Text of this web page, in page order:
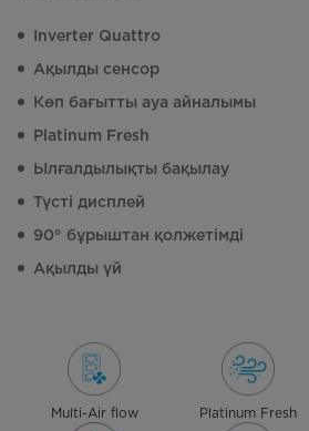
Inverter Quattro
Ақылды сенсор
Көп бағытты ауа айналымы
Platinum Fresh
Ылғалдылықты бақылау
Түсті дисплей
90° бұрыштан қолжетімді
Ақылды үй
Multi-Air flow Platinum Fresh